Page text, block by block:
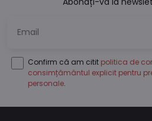
Confirm că am citit politica de
consimțământul explicit pentru
personale.